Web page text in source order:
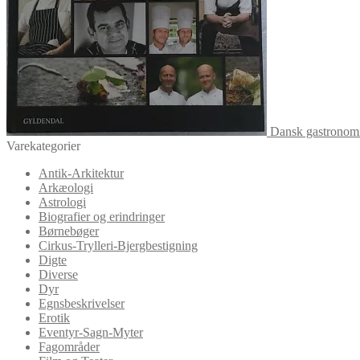
Dansk
Varekategorier
Antik-Arkitektur
Arkæologi
Astrologi
Biografier og erindringer
Børnebøger
Cirkus-Trylleri-Bjergbestigning
Digte
Diverse
Dyr
Egnsbeskrivelser
Erotik
Eventyr-Sagn-Myter
Fagområder